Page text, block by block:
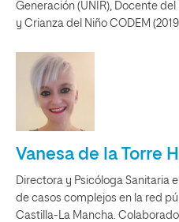
Generación (UNIR), Docente
y Crianza del Niño CODEM
Vanesa de la Torre
Directora y Psicóloga Sanitaria
de casos complejos en la red
Castilla-La Mancha.